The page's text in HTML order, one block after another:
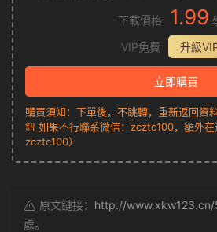
下載價格 1.99
VIP免費
升級
立即購買
購買須知：下單後，不跳轉，重新返回資
鈕 如果不行聯系微信：zcztc100，額外在
zcztc100）
原文鏈接： http://
處。